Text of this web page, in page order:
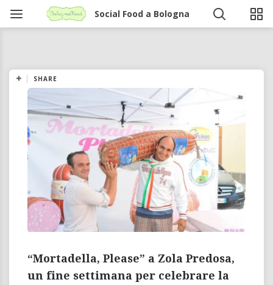
Social Food a Bologna
SHARE
“Mortadella, Please” a Zola Predosa,
un fine settimana per celebrare la